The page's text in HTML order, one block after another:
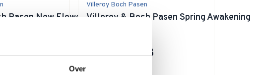
Over
Pasen New Flower Bells
Villeroy Boch Pasen
Villeroy & Boch Pasen Spring Awakening
€ 22,43
€ 29,90